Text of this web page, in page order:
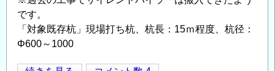
です。
「対象既存杭」現場打ち杭、杭長：15ｍ程度、杭径：
Φ600～1000